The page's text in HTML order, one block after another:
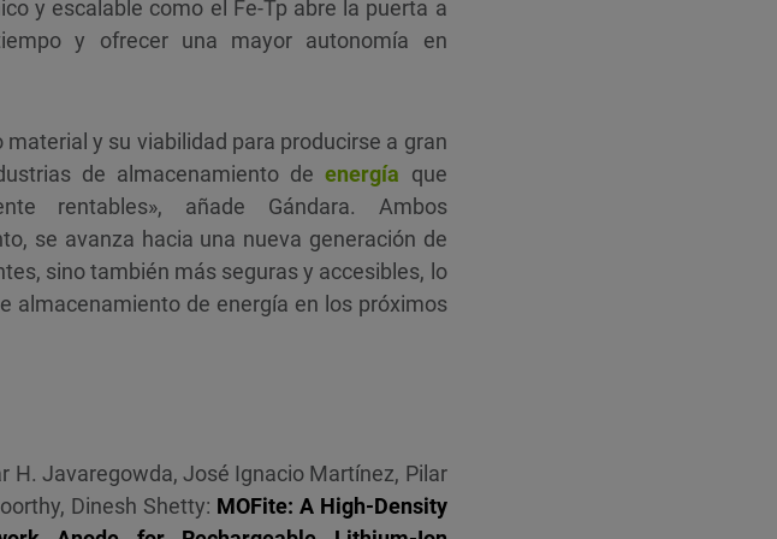
y escalable como el Fe-Tp abre la puerta a
y ofrecer una mayor autonomía en
y su viabilidad para producirse a gran
de almacenamiento de energía que
rentables», añade Gándara. Ambos
se avanza hacia una nueva generación de
sino también más seguras y accesibles, lo
almacenamiento de energía en los próximos
H. Javaregowda, José Ignacio Martínez, Pilar
Dinesh Shetty: MOFite: A High-Density